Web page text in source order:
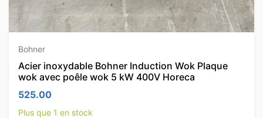
Bohner
Acier inoxydable Bohner Induction Wok Plaque
wok avec poêle wok 5 kW 400V Horeca
525.00
Plus que 1 en stock